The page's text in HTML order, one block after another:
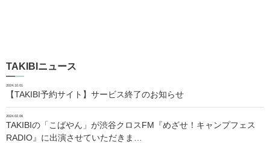
TAKIBIニュース
2024.10.01
【TAKIBI予約サイト】サービス終了のお知らせ
2024.02.06
TAKIBIの「こばやん」が渋谷クロスFM『めざせ！キャンプフェス
RADIO』に出演させていただきま…